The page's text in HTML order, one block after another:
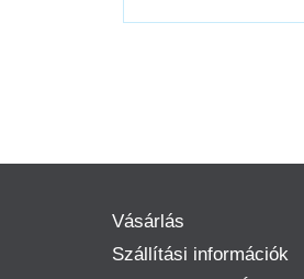
Vásárlás
Szállítási információk